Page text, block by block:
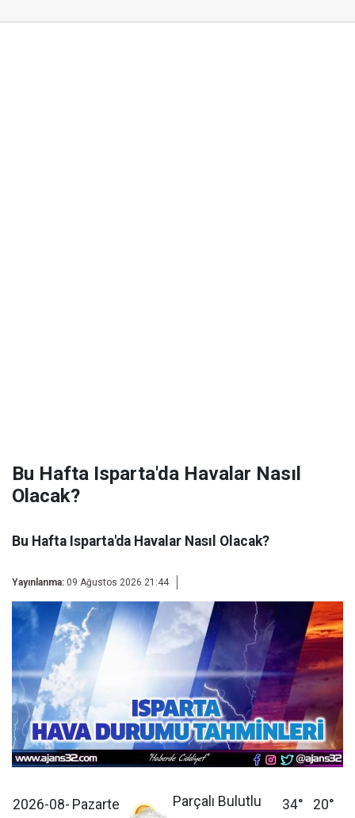
Bu Hafta Isparta'da Havalar Nasıl
Olacak?
Bu Hafta Isparta'da Havalar Nasıl Olacak?
Yayınlanma: 09 Ağustos 2026 21:44
2026-08- Pazarte
Parçalı Bulutlu
34°
20°